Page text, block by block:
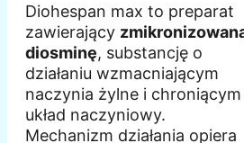
Diohespan max to preparat
zawierający
diosminę, substancję o
działaniu wzmacniającym
naczynia żylne i chroniącym
układ naczyniowy.
Mechanizm działania opiera